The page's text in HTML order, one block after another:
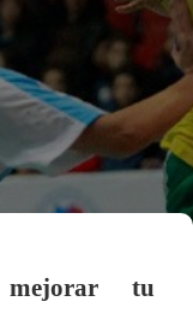
mejorar tu